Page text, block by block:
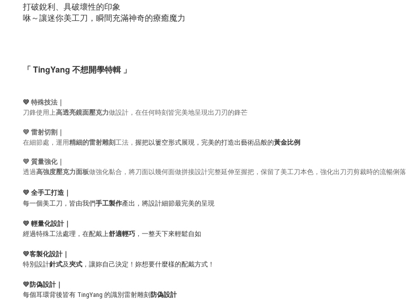
打破銳利、具破壞性的印象
咻～讓迷你美工刀，瞬間充滿神奇的療癒魔力
「 TingYang 不想開學特輯 」
💛 特殊技法｜
刀鋒使用上高透亮鏡面壓克力做設計，在任何時刻皆完美地呈現出刀刃的鋒芒
💛 雷射切割
在細節處， 運用精細的雷射雕刻工法， 握把以簍空形式展現，完美的打造出藝術品般的黃金比例
💛 質量強化｜
透過高強度壓克力面板做強化黏合，將刀面以幾何面做拼接設計完整延伸至握把， 保留了美工刀本色，強化出刀刃剪裁時的流暢俐落
💛 全手工打造｜
每一個美工刀，皆由我們手工製作產出，將設計細節最完美的呈現
💛 輕量化設計｜
經過特殊工法處理，在配戴上舒適輕巧 ，一整天下來輕鬆自如
💛客製化設計｜
特別設計針式及夾式 ，讓妳自己決定！妳想要什麼樣的配戴方式！
💛 防偽設計｜
每個耳環背後皆有 TingYang 的識別雷射雕刻 防偽設計